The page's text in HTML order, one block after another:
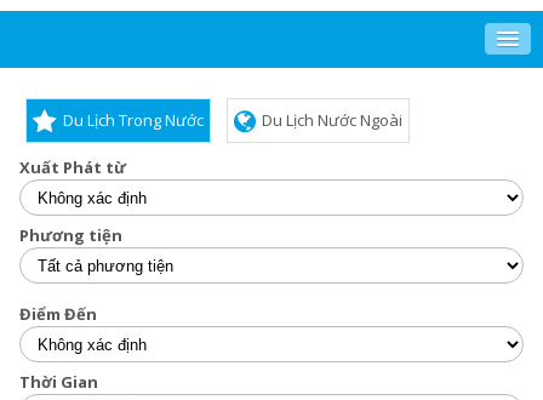
Du Lịch Trong Nước Du Lịch Nước Ngoài
Xuất Phát từ
Phương tiện
Điểm Đến
Thời Gian